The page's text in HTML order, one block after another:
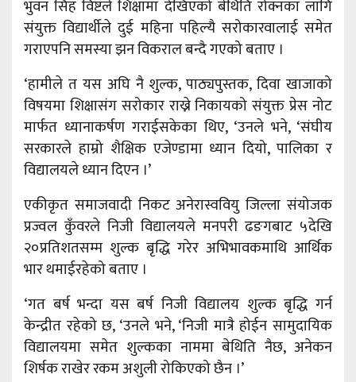
भुवन सिह विष्टले शिक्षामा देखिएको बेथिति रोक्नका लागि
संयुक्त विद्यार्थीले दुई महिना पहिल्यै सरोकारवालाई समेत
गराएपनि समस्या झन विकराल बन्दै गएको बताए ।
‘हामीले त यस अघि नै शुल्क, पाठ्यपुस्तक, दिवा खाजाको
विषयमा शिक्षासंग सरोकार राख्ने निकायको संयुक्त प्रेस नोट
मार्फत ध्यानाकर्षण गराईसकेका थिए, ‘उनले भने, ‘संघीय
सरकारले हाम्रो शैक्षिक एजेण्डामा ध्यान दियो, पालिका र
विद्यालयले ध्यान दिएन ।’
एकीकृत समाजवादी निकट अनेरास्ववियु जिल्ला संयोजक
प्रज्वल कुँवरले निजी विद्यालयले मनपरी ढङगबाट ५देखि
२०प्रतिशतसम्म शुल्क बृद्धि गरेर अभिभावकमाथि आर्थिक
भार थमाईरहेको बताए ।
‘गत बर्ष भन्दा यस बर्ष निजी विद्यालय शुल्क बृद्धि गर्न
केन्द्रीत रहेको छ, ‘उनले भने, ‘निजी मात्रै होईन सामुदायिक
विद्यालयमा समेत शुल्कका नाममा बेथिति नैछ, अनेकन
शिर्षक राखेर रकम अशुली रोकिएको छैन ।’